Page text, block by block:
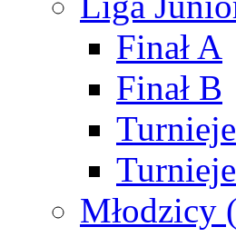
Finał A
Finał B
Młodzicy